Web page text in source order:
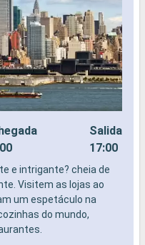
Salida
17:00
e intrigante? cheia de
Visitem as lojas ao
um espetáculo na
do mundo,